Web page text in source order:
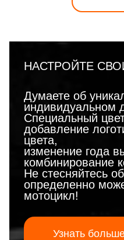
НАСТРОЙТЕ
Думаете об
индивидуальном
Специальный
добавление
цвета,
изменение года
комбинирование
Не стесняйтесь
определенно
мотоцикл!
Узнать